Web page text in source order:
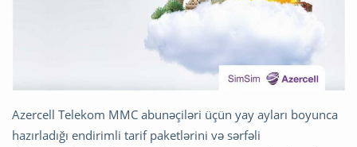
Azercell Telekom MMC abunəçiləri üçün yay ayları boyunca
hazırladığı endirimli tarif paketlərini və sərfəli